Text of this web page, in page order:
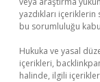
yazdıkları
bu sorumluluğu
Hukuka ve yasal
içerikleri,
halinde, ilgili